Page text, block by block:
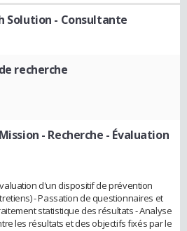
Solution - Consultante
recherche
- Recherche - Évaluation
d'un dispositif de prévention
- Passation de questionnaires et
statistique des résultats - Analyse
les résultats et des objectifs fixés par le